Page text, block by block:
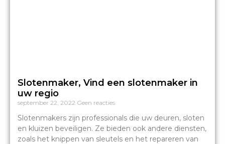
Slotenmaker, Vind een slotenmaker in
uw regio
september 22, 2022 Geen reacties
Slotenmakers zijn professionals die uw deuren, sloten
en kluizen beveiligen. Ze bieden ook andere diensten,
zoals het knippen van sleutels en het repareren van